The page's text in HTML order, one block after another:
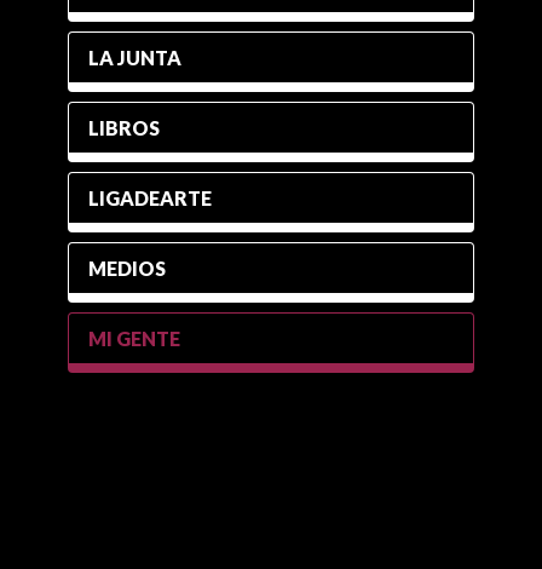
LA JUNTA
LIBROS
LIGADEARTE
MEDIOS
MI GENTE